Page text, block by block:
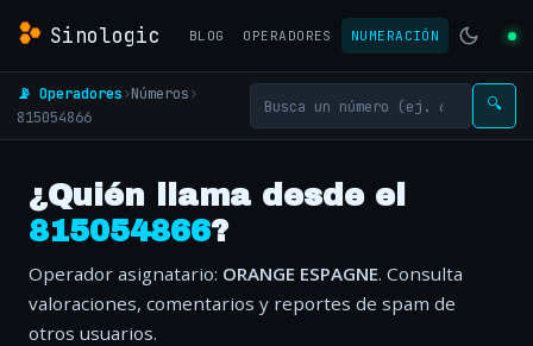
Sinologic BLOG OPERADORES NUMERACIÓN
📡 Operadores›Números›
815054866
🔍
¿Quién llama desde el
815054866?
Operador asignatario: ORANGE ESPAGNE. Consulta
valoraciones, comentarios y reportes de spam de
otros usuarios.